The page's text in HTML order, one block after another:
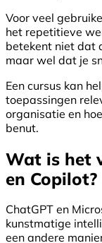
Voor veel
het repetitieve
betekent niet dat
maar wel dat je
Een cursus kan
toepassingen
organisatie en
benut.
Wat is het
en Copilot?
ChatGPT en
kunstmatige
een andere